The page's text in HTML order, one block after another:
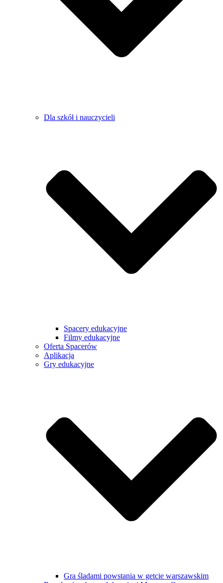
Dla szkół i nauczycieli
Spacery edukacyjne
Filmy edukacyjne
Oferta Spacerów
Aplikacja
Gry edukacyjne
Gra śladami powstania w getcie warszawskim